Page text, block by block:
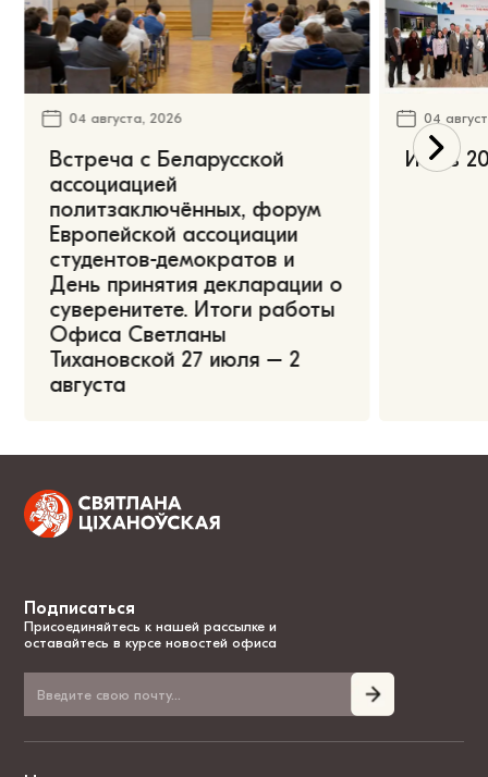
04 августа, 2026
Встреча с Беларусской
ассоциацией
политзаключённых, форум
Европейской ассоциации
студентов-демократов и
День принятия декларации о
суверенитете. Итоги работы
Офиса Светланы
Тихановской 27 июля – 2
августа
04
Июль
Подписаться
Присоединяйтесь к нашей рассылке и
оставайтесь в курсе новостей офиса